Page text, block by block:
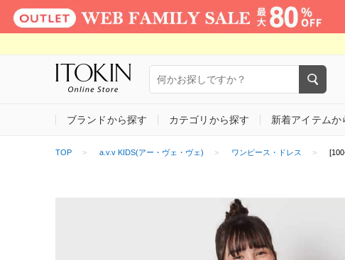
ブランドから探す カテゴリから探す 新着アイテムか
TOP a.v.v KIDS(アー・ヴェ・ヴェ) ワンピース・ドレス